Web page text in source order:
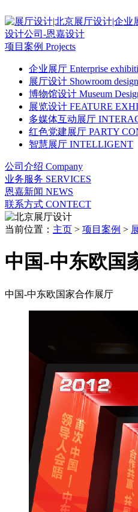
项目案例 Projects
企业展厅 Enterprise
展厅设计 Showroom design
博物馆设计 Museum
展览设计 FEATURE
多媒体互动展厅
红色党建展厅 PARTY
智慧展厅 INTELLIGENT
公司介绍 Company
业务服务 SERVICES
恩嘉新闻 NEWS
联系方式 CONTECT
当前位置： 主页 > 项目案例 >
中国-中东欧国
中国-中东欧国家合作展厅